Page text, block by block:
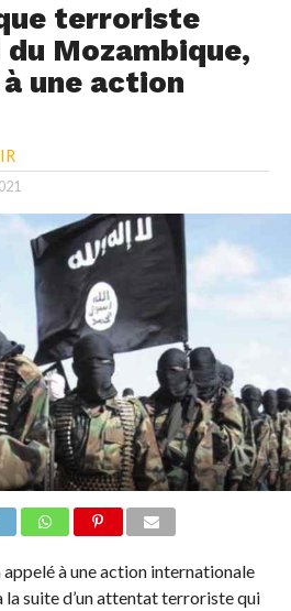
terroriste
Mozambique,
à une action
appelé à une action internationale
suite d’un attentat terroriste qui